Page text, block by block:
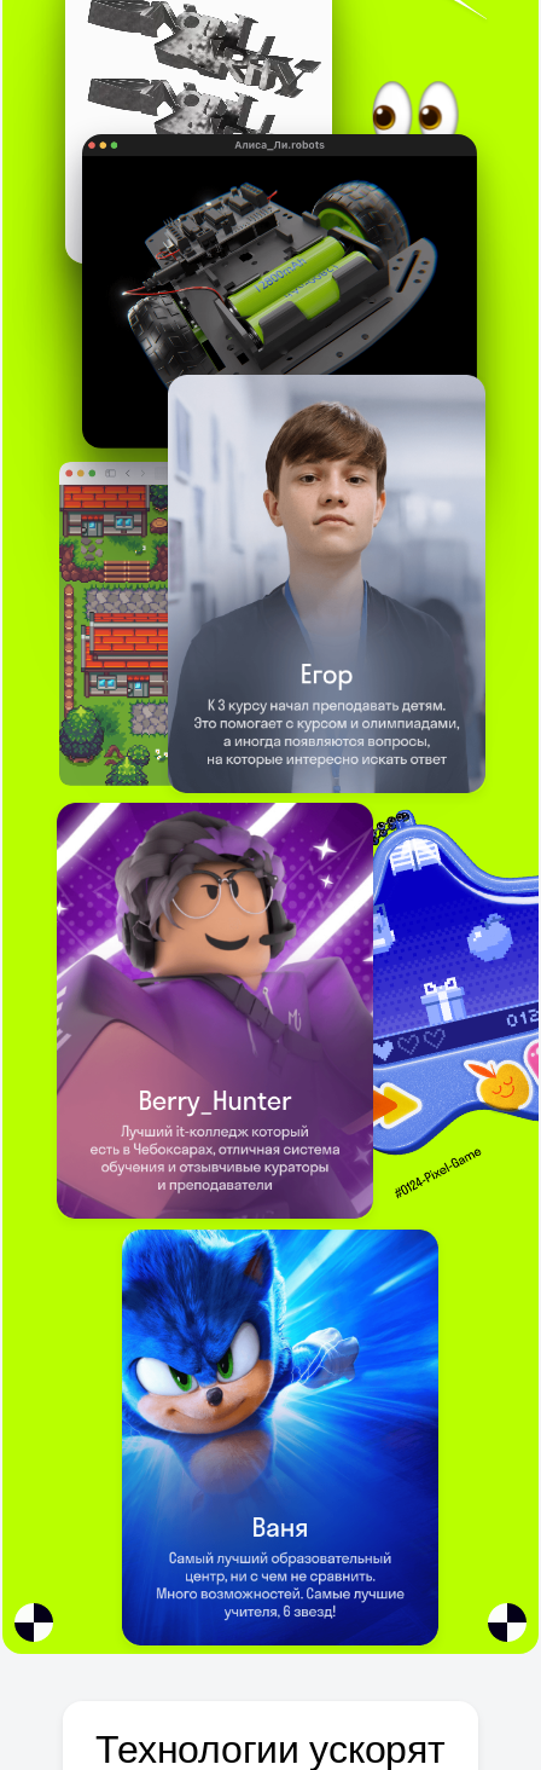
Технологии ускорят